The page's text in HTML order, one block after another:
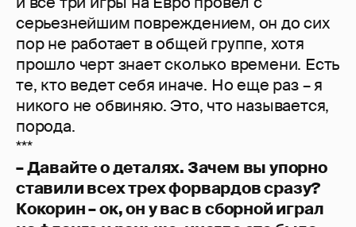
серьезнейшим повреждением, он до сих
пор не работает в общей группе, хотя
прошло черт знает сколько времени. Есть
те, кто ведет себя иначе. Но еще раз – я
никого не обвиняю. Это, что называется,
порода.
***
– Давайте о деталях. Зачем вы упорно
ставили всех трех форвардов сразу?
Кокорин – ок, он у вас в сборной играл